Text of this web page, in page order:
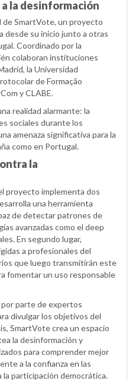
la desinformación
SmartVote, un proyecto
desde su inicio junto a otras
Coordinado por la
colaboran instituciones
la Universidad
de Formação
y CLABE.
realidad alarmante: la
sociales durante los
amenaza significativa para la
como en Portugal.
la
proyecto implementa dos
una herramienta
de detectar patrones de
avanzadas como el deep
En segundo lugar,
a profesionales del
que luego transmitirán este
fomentar un uso responsable
parte de expertos
divulgar los objetivos del
SmartVote crea un espacio
la desinformación y
para comprender mejor
a la confianza en las
participación democrática.